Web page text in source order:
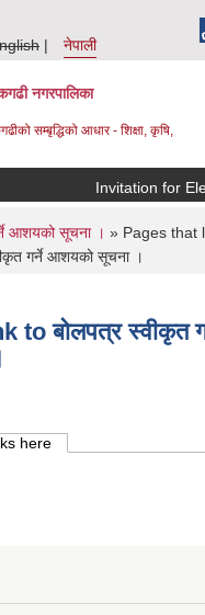
नेपाली
नगरपालिका
सम्बृद्धिको आधार - शिक्षा, कृषि,
Invitation for
आशयको सूचना । » Pages that
गर्ने आशयको सूचना ।
बोलपत्र स्वीकृत
here